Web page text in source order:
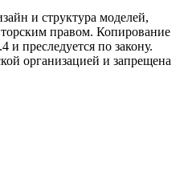
и структура моделей,
правом. Копирование
преследуется по закону.
организацией и запрещена